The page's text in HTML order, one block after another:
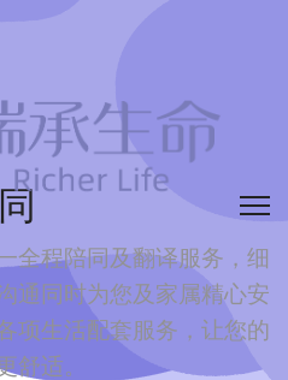
全程陪同及翻译服务，细
通 同时为您及家属精心安
项生活配套服务，让您的
舒适。